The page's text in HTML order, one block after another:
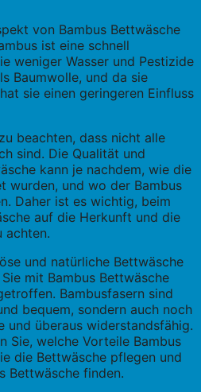
von Bambus Bettwäsche
ist eine schnell
weniger Wasser und Pestizide
Baumwolle, und da sie
sie einen geringeren Einfluss
beachten, dass nicht alle
sind. Die Qualität und
kann je nachdem, wie die
wurden, und wo der Bambus
Daher ist es wichtig, beim
auf die Herkunft und die
achten.
und natürliche Bettwäsche
mit Bambus Bettwäsche
Bambusfasern sind
bequem, sondern auch noch
und überaus widerstandsfähig.
Sie, welche Vorteile Bambus
die Bettwäsche pflegen und
Bettwäsche finden.